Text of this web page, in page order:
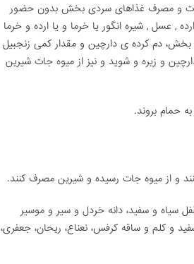
جات و مصرف غذاهای سردی بخش بدون حضور
, عسل , شیره انگور یا خرما و یا ارده و خرما
دم کرده ی دارچین و مقدار کمی زنجبیل
و زیره و شوید و نیز از میوه جات شیرین
حمام بروند.
و از میوه جات رسیده و شیرین مصرف کنند.
سیاه و سفید، دانه خردل و سیر و موسیر
و کلم و ساقه کرفس، نعناع، ریحان، جعفری،